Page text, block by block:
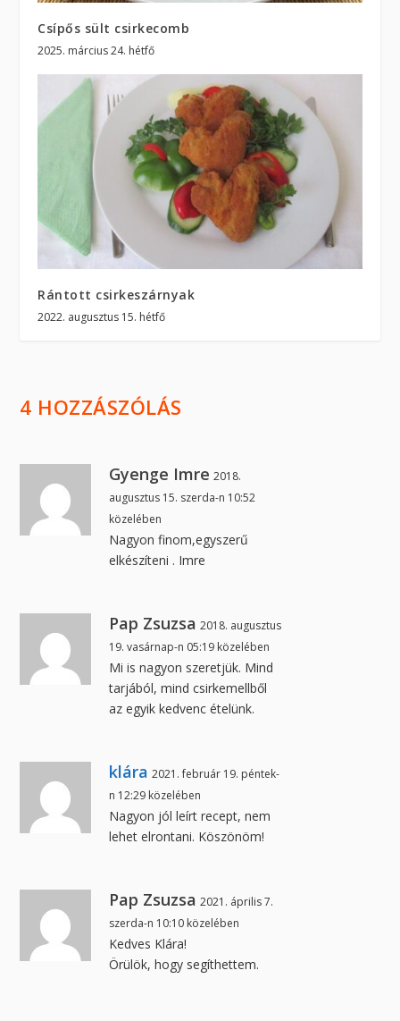
Csípős sült csirkecomb
2025. március 24. hétfő
Rántott csirkeszárnyak
2022. augusztus 15. hétfő
4 HOZZÁSZÓLÁS
Gyenge Imre 2018.
augusztus 15. szerda-n 10:52
közelében
Nagyon finom,egyszerű
elkészíteni . Imre
Pap Zsuzsa 2018. augusztus
19. vasárnap-n 05:19 közelében
Mi is nagyon szeretjük. Mind
tarjából, mind csirkemellből
az egyik kedvenc ételünk.
klára 2021. február 19. péntek-
n 12:29 közelében
Nagyon jól leírt recept, nem
lehet elrontani. Köszönöm!
Pap Zsuzsa 2021. április 7.
szerda-n 10:10 közelében
Kedves Klára!
Örülök, hogy segíthettem.